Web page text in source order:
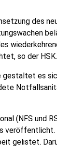
des
so der HSK.
es
(NFS und
veröffentlicht.
gelistet.